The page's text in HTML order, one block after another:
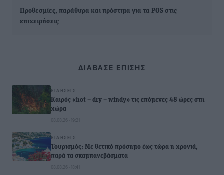
Προθεσμίες, παράθυρα και πρόστιμα για τα POS στις
επιχειρήσεις
ΔΙΑΒΑΣΕ ΕΠΙΣΗΣ
ΕΙΔΉΣΕΙΣ
Καιρός «hot – dry – windy» τις επόμενες 48 ώρες στη
χώρα
08.08.26 · 19:21
ΕΙΔΉΣΕΙΣ
Τουρισμός: Με θετικό πρόσημο έως τώρα η χρονιά,
παρά τα σκαμπανεβάσματα
08.08.26 · 18:41